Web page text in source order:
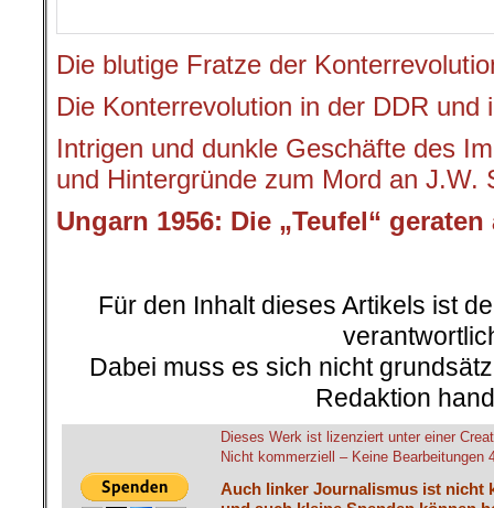
und Hintergründe zum Mord an J.W.
Ungarn 1956: Die „Teufel“
Für den Inhalt dieses Artikels ist
Dabei muss es sich nicht
Dieses Werk ist lizenziert unter einer
Nicht kommerziell – Keine Bearbeitungen
Auch linker Journalismus ist nicht
und auch kleine Spenden können